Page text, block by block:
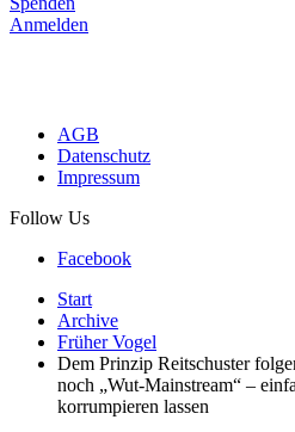
Anmelden
AGB
Datenschutz
Impressum
Follow Us
Facebook
Start
Archive
Früher Vogel
Dem Prinzip Reitschuster
noch „Wut-Mainstream“ –
korrumpieren lassen